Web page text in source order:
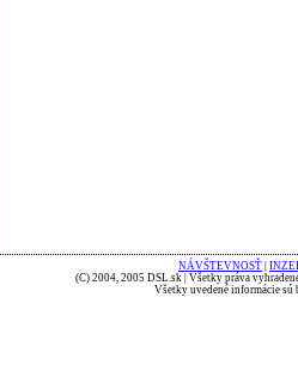
NÁVŠTEVNOSŤ
(C) 2004, 2005 DSL.sk | Všetky práva
Všetky uvedené informácie sú